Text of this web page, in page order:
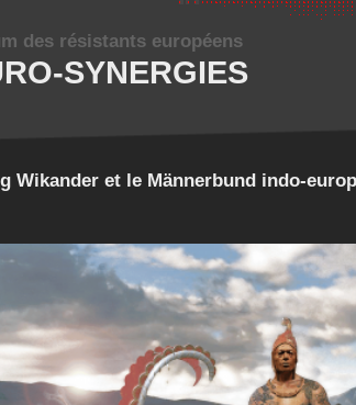
SYNERGIES
des résistants européens
Wikander et le Männerbund indo-